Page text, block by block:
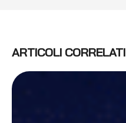
ARTICOLI CORRELATI